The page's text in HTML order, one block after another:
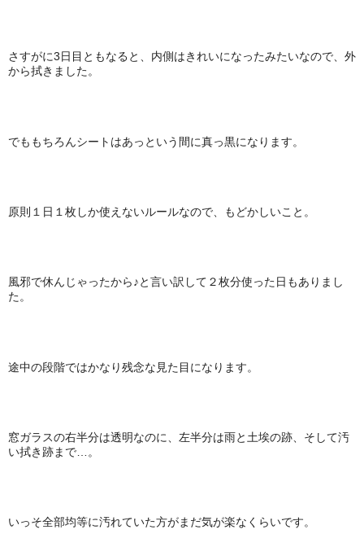
さすがに3日目ともなると、内側はきれいになったみたいなので、外
から拭きました。
でももちろんシートはあっという間に真っ黒になります。
原則１日１枚しか使えないルールなので、もどかしいこと。
風邪で休んじゃったから♪と言い訳して２枚分使った日もありまし
た。
途中の段階ではかなり残念な見た目になります。
窓ガラスの右半分は透明なのに、左半分は雨と土埃の跡、そして汚
い拭き跡まで…。
いっそ全部均等に汚れていた方がまだ気が楽なくらいです。